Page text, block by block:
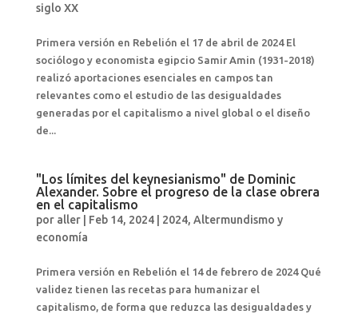
siglo XX
Primera versión en Rebelión el 17 de abril de 2024 El
sociólogo y economista egipcio Samir Amin (1931-2018)
realizó aportaciones esenciales en campos tan
relevantes como el estudio de las desigualdades
generadas por el capitalismo a nivel global o el diseño
de...
"Los límites del keynesianismo" de Dominic
Alexander. Sobre el progreso de la clase obrera
en el capitalismo
por aller| Feb 14, 2024| 2024, Altermundismo y
economía
Primera versión en Rebelión el 14 de febrero de 2024 Qué
validez tienen las recetas para humanizar el
capitalismo, de forma que reduzca las desigualdades y